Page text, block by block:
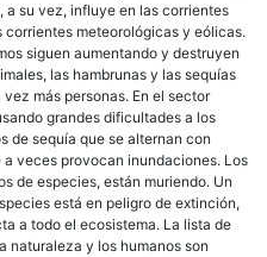
a su vez, influye en las corrientes
meteorológicas y eólicas.
siguen aumentando y destruyen
las hambrunas y las sequías
más personas. En el sector
grandes dificultades a los
de sequía que se alternan con
veces provocan inundaciones. Los
de especies, están muriendo. Un
está en peligro de extinción,
a todo el ecosistema. La lista de
naturaleza y los humanos son